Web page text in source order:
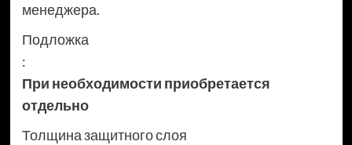
менеджера.
Подложка
:
При необходимости приобретается
отдельно
Толщина защитного слоя